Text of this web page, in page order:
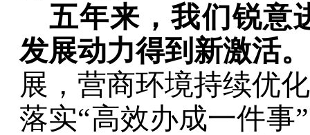
五年来，我们锐意
发展动力得到新激活。
展 ， 营商环境持续优化
落实“高效办成一件事”